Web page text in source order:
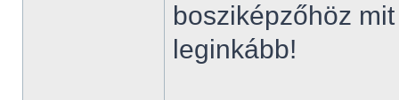
bosziképzőhöz
leginkább!